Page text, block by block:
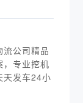
公司精品
，专业挖机
天发车24小